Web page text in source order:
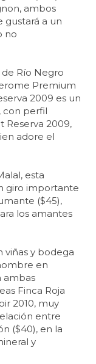
ambos
gustará a un
no
Río Negro
Premium
2009 es un
con perfil
Reserva 2009,
adore el
esta
giro importante
($45),
los amantes
viñas y bodega
en
ambas
Finca Roja
2010, muy
entre
($40), en la
y